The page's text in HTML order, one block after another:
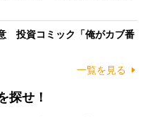
投資コミック「俺がカブ番
一覧を見る
探せ！